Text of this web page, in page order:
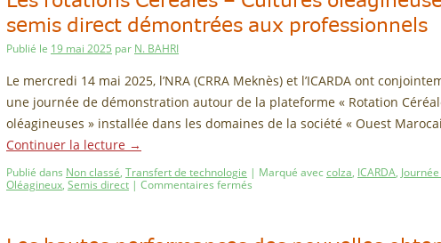
semis direct démontrées aux professionnels
Publié le 19 mai 2025 par N. BAHRI
Le mercredi 14 mai 2025, l’NRA (CRRA Meknès) et l’ICARDA ont
une journée de démonstration autour de la plateforme « Rotation
oléagineuses » installée dans les domaines de la société « Ouest
Continuer la lecture →
Publié dans Non classé, Transfert de technologie | Marqué avec colza, ICARDA,
Oléagineux, Semis direct | Commentaires fermés